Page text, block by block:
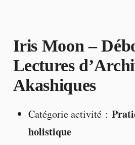
Iris Moon –
Lectures
Akashiques
Catégorie activité :
holistique